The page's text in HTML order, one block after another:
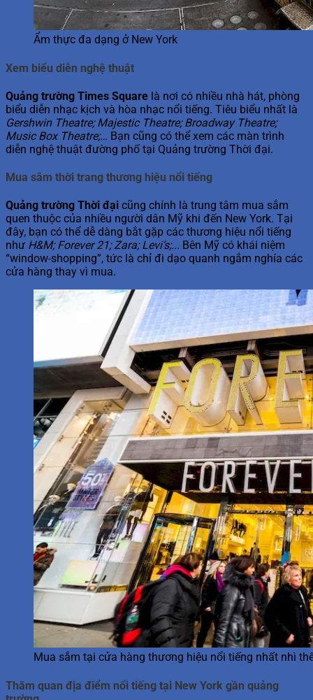
Ẩm thực đa dạng ở New York
Xem biểu diễn nghệ thuật
Quảng trường Times Square là nơi có nhiều nhà hát, phòng
biểu diễn nhạc kịch và hòa nhạc nổi tiếng. Tiêu biểu nhất là
Gershwin Theatre; Majestic Theatre; Broadway Theatre;
Music Box Theatre;… Bạn cũng có thể xem các màn trình
diễn nghệ thuật đường phố tại Quảng trường Thời đại.
Mua sắm thời trang thương hiệu nổi tiếng
Quảng trường Thời đại cũng chính là trung tâm mua sắm
quen thuộc của nhiều người dân Mỹ khi đến New York. Tại
đây, bạn có thể dễ dàng bắt gặp các thương hiệu nổi tiếng
như H&M; Forever 21; Zara; Levi’s;... Bên Mỹ có khái niệm
“window-shopping”, tức là chỉ đi dạo quanh ngắm nghía các
cửa hàng thay vì mua.
Mua sắm tại cửa hàng thương hiệu nổi tiếng nhất nhì
Thăm quan địa điểm nổi tiếng tại New York gần quảng